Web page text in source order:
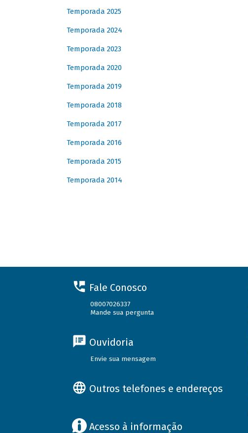
Temporada 2025
Temporada 2024
Temporada 2023
Temporada 2020
Temporada 2019
Temporada 2018
Temporada 2017
Temporada 2016
Temporada 2015
Temporada 2014
Fale Conosco
08007026337
Mande sua pergunta
Ouvidoria
Envie sua mensagem
Outros telefones e endereços
Acesso à informação